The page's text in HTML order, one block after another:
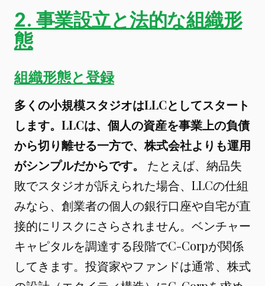
2. 事業設立と法的な組織形
態
組織形態と登録
多くの小規模スタジオはLLCとしてスタート
します。LLCは、個人の資産を事業上の負債
から切り離せる一方で、株式会社よりも運用
がシンプルだからです。
たとえば、納品失
敗でスタジオが訴えられた場合、LLCの仕組
みなら、創業者の個人の銀行口座や自宅が直
接的にリスクにさらされません。ベンチャー
キャピタルを調達する段階でC-Corpが関係
してきます。投資家やファンドは通常、株式